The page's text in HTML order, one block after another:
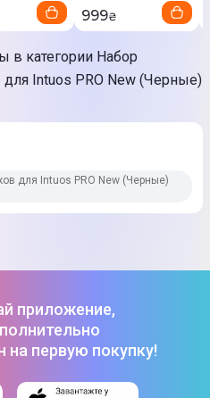
999₴
в категории Набор
Intuos PRO New (Черные)
для Intuos PRO New (Черные)
приложение,
на первую покупку!